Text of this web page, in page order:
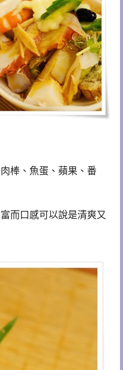
棒 、 魚蛋 、 蘋果、番
而口感可以說是清爽又